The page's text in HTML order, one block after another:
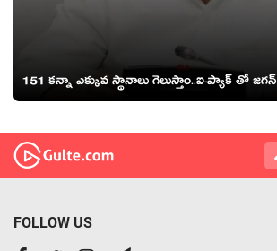
151 కన్నా ఎక్కువ స్థానాలు గెలుస్తాం..ఐ-ప్యాక్ తో జగన్
FOLLOW US